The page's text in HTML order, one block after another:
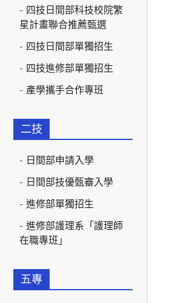
四技日間部科技校院繁
星計畫聯合推薦甄選
四技日間部單獨招生
四技進修部單獨招生
產學攜手合作專班
二技
日間部申請入學
日間部技優甄審入學
進修部單獨招生
進修部護理系「護理師
在職專班」
五專